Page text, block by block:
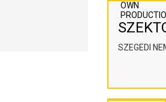
OWN
SZEGEDI